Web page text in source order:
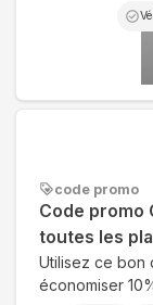
code promo
Code promo
toutes les
Utilisez ce bon
économiser